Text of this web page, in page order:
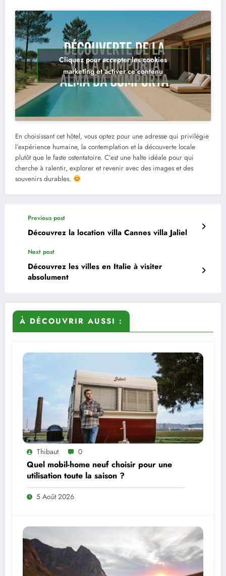
Cliquez pour accepter les cookies
marketing et activer ce contenu
En choisissant cet hôtel, vous optez pour une adresse qui privilégie
l’expérience humaine, la contemplation et la découverte locale
plutôt que le faste ostentatoire. C’est une halte idéale pour qui
cherche à ralentir, explorer et revenir avec des images et des
souvenirs durables.
Previous post
Découvrez la location villa Cannes villa Jaliel
Next post
Découvrez les villes en Italie à visiter
absolument
À DÉCOUVRIR AUSSI :
Thibaut 0
Quel mobil-home neuf choisir pour une
utilisation toute la saison ?
5 Août 2026